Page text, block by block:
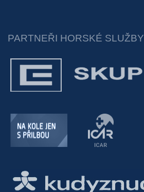
PARTNEŘI HORSKÉ SLUŽBY